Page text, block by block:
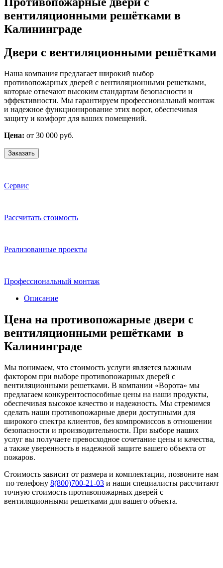
вентиляционными решётками в
Калининграде
Двери с вентиляционными решётками
Наша компания предлагает широкий выбор
противопожарных дверей с вентиляционными решетками,
которые отвечают высоким стандартам безопасности и
эффективности. Мы гарантируем профессиональный монтаж
и надежное функционирование этих ворот, обеспечивая
защиту и комфорт для ваших помещений.
Цена: от 30 000 руб.
Заказать
Сервис
Расcчитать стоимость
Реализованные проекты
Профессиональный монтаж
Описание
Цена на противопожарные двери с
вентиляционными решётками в
Калининграде
Мы понимаем, что стоимость услуги является важным
фактором при выборе противопожарных дверей с
вентиляционными решетками. В компании «Ворота» мы
предлагаем конкурентоспособные цены на наши продукты,
обеспечивая высокое качество и надежность. Мы стремимся
сделать наши противопожарные двери доступными для
широкого спектра клиентов, без компромиссов в отношении
безопасности и производительности. При выборе наших
услуг вы получаете превосходное сочетание цены и качества,
а также уверенность в надежной защите вашего объекта от
пожаров.
Стоимость зависит от размера и комплектации, позвоните нам
по телефону 8(800)700-21-03 и наши специалисты рассчитают
точную стоимость противопожарных дверей с
вентиляционными решетками для вашего объекта.